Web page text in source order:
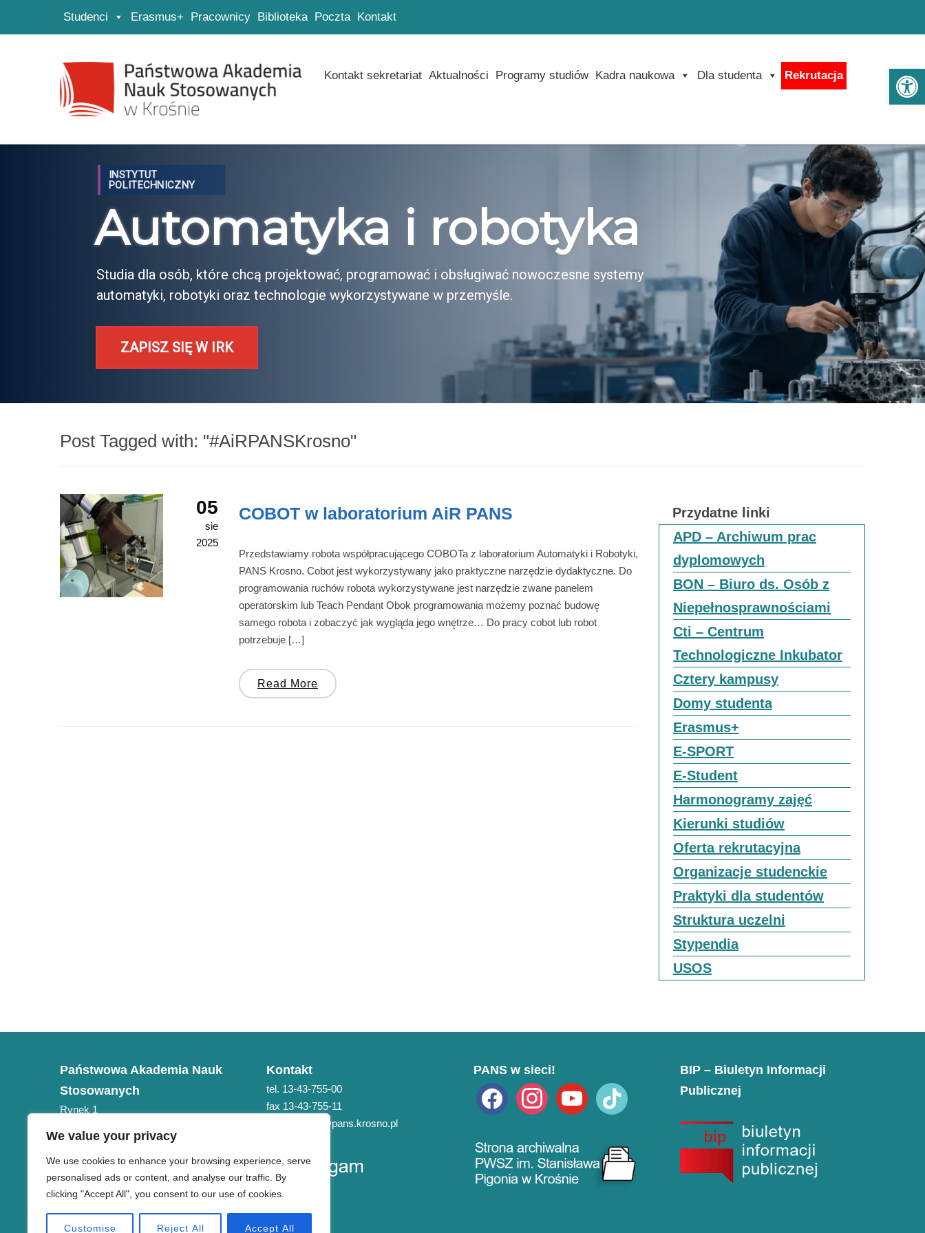
We value your privacy
We use cookies to enhance your browsing experience, serve
personalised ads or content, and analyse our traffic. By
clicking "Accept All", you consent to our use of cookies.
Customise Reject All Accept All
Strona główna
Przejdź do wyszukiwarki
Przejdź do menu głównego
Studenci Erasmus+ Pracownicy Biblioteka Poczta Kontakt
Kontakt sekretariat Aktualności Programy studiów Kadra naukowa Dla studenta Rekrutacja
INSTYTUT
POLITECHNICZNY
Automatyka i robotyka
Studia dla osób, które chcą projektować, programować i obsługiwać nowoczesne systemy
automatyki, robotyki oraz technologie wykorzystywane w przemyśle.
ZAPISZ SIĘ W IRK
Post Tagged with: "#AiRPANSKrosno"
05
sie
2025
COBOT w laboratorium AiR PANS
Przedstawiamy robota współpracującego COBOTa z laboratorium Automatyki i Robotyki,
PANS Krosno. Cobot jest wykorzystywany jako praktyczne narzędzie dydaktyczne. Do
programowania ruchów robota wykorzystywane jest narzędzie zwane panelem
operatorskim lub Teach Pendant Obok programowania możemy poznać budowę
samego robota i zobaczyć jak wygląda jego wnętrze… Do pracy cobot lub robot
potrzebuje […]
Read More
Przydatne linki
APD – Archiwum prac
dyplomowych
BON – Biuro ds. Osób z
Niepełnosprawnościami
Cti – Centrum
Technologiczne Inkubator
Cztery kampusy
Domy studenta
Erasmus+
E-SPORT
E-Student
Harmonogramy zajęć
Kierunki studiów
Oferta rekrutacyjna
Organizacje studenckie
Praktyki dla studentów
Struktura uczelni
Stypendia
USOS
Państwowa Akademia Nauk
Stosowanych
Rynek 1
NIP 684-21-75-051
Kontakt
tel. 13-43-755-00
fax 13-43-755-11
e-mail: pans@pans.krosno.pl
PANS w sieci!
facebook instagramyoutube tiktok
BIP – Biuletyn Informacji
Publicznej